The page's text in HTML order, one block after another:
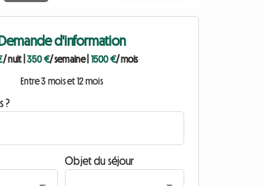
Demande d'information
/ nuit| 350 €/ semaine| 1500 €/ mois
Entre 3 mois et 12 mois
?
Objet du séjour